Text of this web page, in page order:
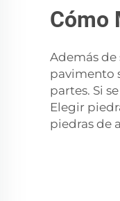
Cómo
Además de
pavimento
partes. Si
Elegir
piedras de